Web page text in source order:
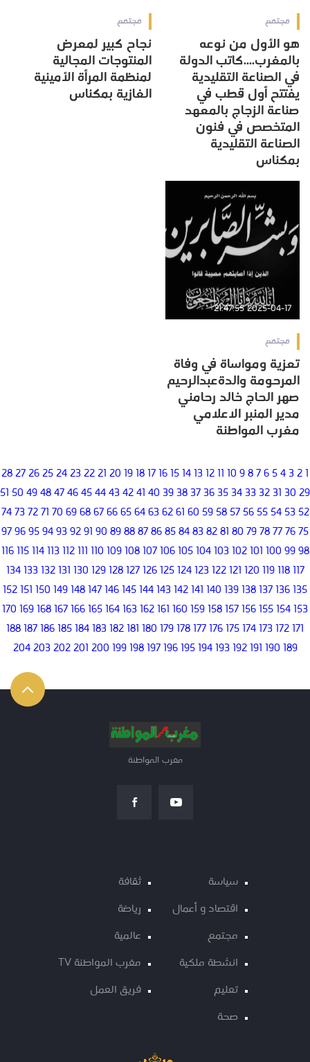
مجتمع
هو الأول من نوعه
بالمغرب....كاتب الدولة
في الصناعة التقليدية
يفتتح أول قطب في
صناعة الزجاج بالمعهد
المتخصص في فنون
الصناعة التقليدية
بمكناس
مجتمع
نجاح كبير لمعرض
المنتوجات المجالية
لمنظمة المرأة الأمينية
الغازية بمكناس
2025-04-17 21:47:55
مجتمع
تعزية ومواساة في وفاة
المرحومة والدةعبدالرحيم
صهر الحاج خالد رحامني
مدير المنبر الاعلامي
مغرب المواطنة
1
2
3
4
5
6
7
8
9
10
11
12
13
14
15
16
17
18
19
20
21
22
23
24
25
26
27
28
29
30
31
32
33
34
35
36
37
38
39
40
41
42
43
44
45
46
47
48
49
50
51
52
53
54
55
56
57
58
59
60
61
62
63
64
65
66
67
68
69
70
71
72
73
74
75
76
77
78
79
80
81
82
83
84
85
86
87
88
89
90
91
92
93
94
95
96
97
98
99
100
101
102
103
104
105
106
107
108
109
110
111
112
113
114
115
116
117
118
119
120
121
122
123
124
125
126
127
128
129
130
131
132
133
134
135
136
137
138
139
140
141
142
143
144
145
146
147
148
149
150
151
152
153
154
155
156
157
158
159
160
161
162
163
164
165
166
167
168
169
170
171
172
173
174
175
176
177
178
179
180
181
182
183
184
185
186
187
188
189
190
191
192
193
194
195
196
197
198
199
200
201
202
203
204
مغرب المواطنة
سياسة
اقتصاد و أعمال
مجتمع
انشطة ملكية
تعليم
صحة
ثقافة
رياضة
عالمية
مغرب المواطنة TV
فريق العمل